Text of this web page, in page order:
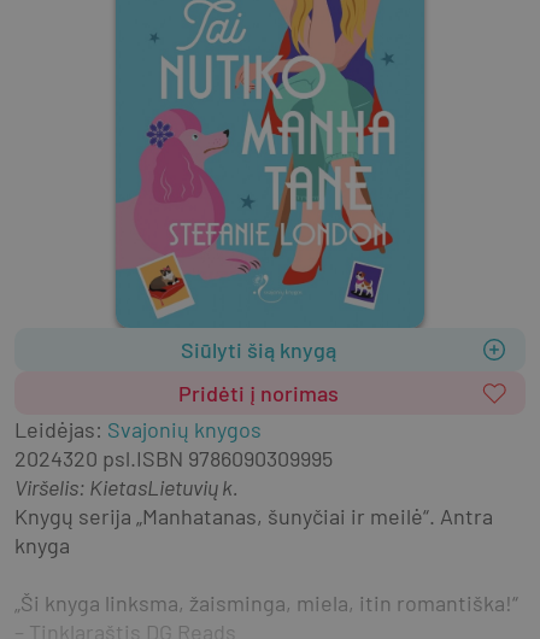
Siūlyti šią knygą
Pridėti į norimas
Leidėjas: Svajonių knygos
2024320 psl.ISBN 9786090309995
Viršelis: KietasLietuvių k.
Knygų serija „Manhatanas, šunyčiai ir meilė“. Antra
knyga
„Ši knyga linksma, žaisminga, miela, itin romantiška!“
– Tinklaraštis DG Reads